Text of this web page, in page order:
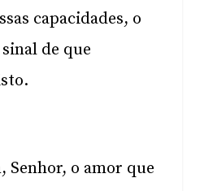
capacidades, o
de que
Senhor, o amor que